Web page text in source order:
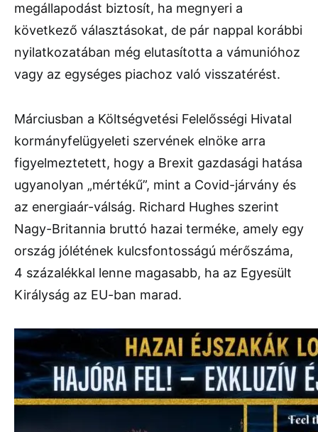
megállapodást biztosít, ha megnyeri a
következő választásokat, de pár nappal korábbi
nyilatkozatában még elutasította a vámunióhoz
vagy az egységes piachoz való visszatérést.
Márciusban a Költségvetési Felelősségi Hivatal
kormányfelügyeleti szervének elnöke arra
figyelmeztetett, hogy a Brexit gazdasági hatása
ugyanolyan „mértékű”, mint a Covid-járvány és
az energiaár-válság. Richard Hughes szerint
Nagy-Britannia bruttó hazai terméke, amely egy
ország jólétének kulcsfontosságú mérőszáma,
4 százalékkal lenne magasabb, ha az Egyesült
Királyság az EU-ban marad.